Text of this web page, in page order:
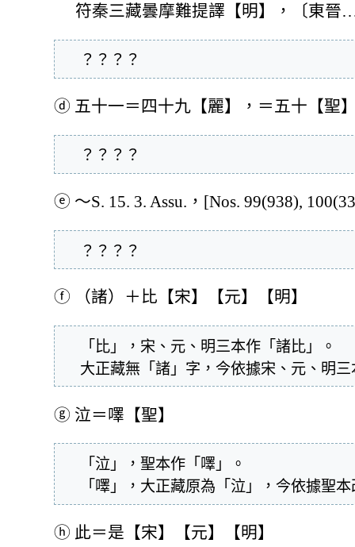
符秦三藏曇摩難提譯【明】，〔東晉
  ？？？？
ⓓ 五十一＝四十九【麗】，＝五十【聖
  ？？？？
ⓔ ～S. 15. 3. Assu.，[Nos. 99(938),
  ？？？？
ⓕ （諸）＋比【宋】【元】【明】
大正藏無「諸」字，今依據宋、元、明
ⓖ 泣＝㘁【聖】
「㘁」，大正藏原為「泣」，今依據聖
ⓗ 此＝是【宋】【元】【明】